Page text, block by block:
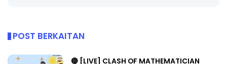
POST BERKAITAN
🔴 [LIVE] CLASH OF MATHEMATICIAN